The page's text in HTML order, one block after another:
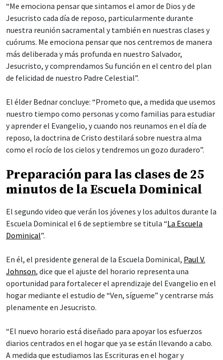
“Me emociona pensar que sintamos el amor de Dios y de
Jesucristo cada día de reposo, particularmente durante
nuestra reunión sacramental y también en nuestras clases y
cuórums. Me emociona pensar que nos centremos de manera
más deliberada y más profunda en nuestro Salvador,
Jesucristo, y comprendamos Su función en el centro del plan
de felicidad de nuestro Padre Celestial”.
El élder Bednar concluye: “Prometo que, a medida que usemos
nuestro tiempo como personas y como familias para estudiar
y aprender el Evangelio, y cuando nos reunamos en el día de
reposo, la doctrina de Cristo destilará sobre nuestra alma
como el rocío de los cielos y tendremos un gozo duradero”.
Preparación para las clases de 25
minutos de la Escuela Dominical
El segundo video que verán los jóvenes y los adultos durante la
Escuela Dominical el 6 de septiembre se titula “La Escuela
Dominical”.
En él, el presidente general de la Escuela Dominical, Paul V.
Johnson, dice que el ajuste del horario representa una
oportunidad para fortalecer el aprendizaje del Evangelio en el
hogar mediante el estudio de “Ven, sígueme” y centrarse más
plenamente en Jesucristo.
“El nuevo horario está diseñado para apoyar los esfuerzos
diarios centrados en el hogar que ya se están llevando a cabo.
A medida que estudiamos las Escrituras en el hogar y